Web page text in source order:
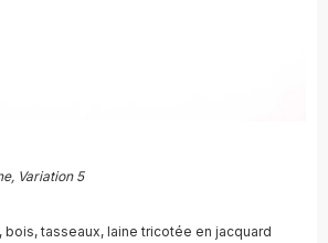
Variation 5
tasseaux, laine tricotée en jacquard